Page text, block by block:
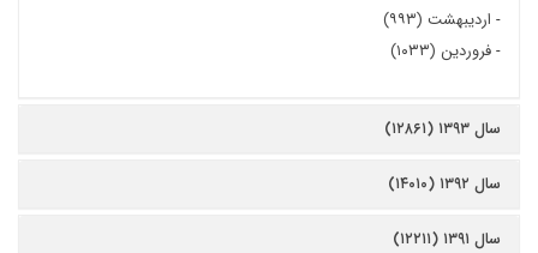
- اردیبهشت (۹۹۳)
-فروردین (۱۰۳۳)
سال ۱۳۹۳ (۱۲۸۶۱)
سال ۱۳۹۲ (۱۴۰۱۰)
سال ۱۳۹۱ (۱۲۲۱۱)